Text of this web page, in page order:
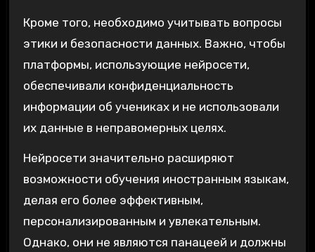
Кроме того, необходимо учитывать вопросы
этики и безопасности данных. Важно, чтобы
платформы, использующие нейросети,
обеспечивали конфиденциальность
информации об учениках и не использовали
их данные в неправомерных целях.
Нейросети значительно расширяют
возможности обучения иностранным языкам,
делая его более эффективным,
персонализированным и увлекательным.
Однако, они не являются панацеей и должны